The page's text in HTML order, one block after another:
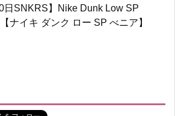
日SNKRS】Nike Dunk Low SP
【ナイキ ダンク ロー SP べニア】